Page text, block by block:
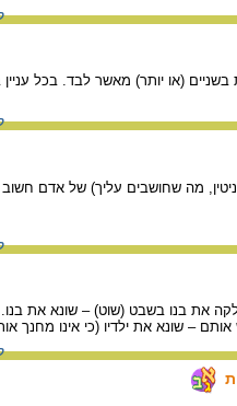
בשניים (או יותר) מאשר לבד. בכל
מה שחושבים עליך) של אדם חשוב
את בנו בשבט (שוט) – שונא את בנו.
אותם – שונא את ילדיו (כי אינו מחנך